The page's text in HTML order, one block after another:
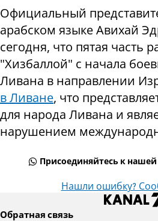
Официальный
арабском языке Авихай
сегодня, что пятая часть
"Хизбаллой" с начала
Ливана в направлении
в Ливане, что
для народа Ливана и
нарушением
Присоединяйтесь к
Нашли ошибку?
Обратная связь